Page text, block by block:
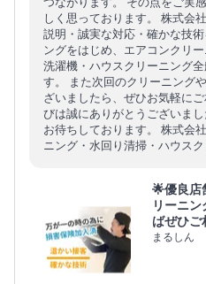
しく思っております。 株式会
説明・誠実な対応・確かな技
ングをはじめ、エアコンクリ
洗濯機・ハウスクリーニング
す。 また次回のクリーニング
ざいましたら、ぜひお気軽に
びは誠にありがとうございま
お待ちしております。 株式会
ニング・水回り清掃・ハウスク
🌟優良店
リーニ
ばぜひご
まるしん